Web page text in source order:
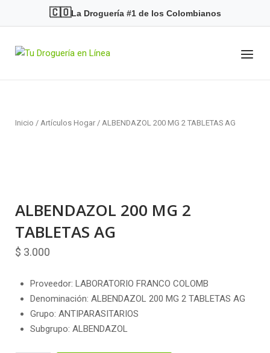
🇨🇴La Droguería #1 de los Colombianos
Home Menu
Inicio / Artículos Hogar / ALBENDAZOL 200 MG 2 TABLETAS AG
ALBENDAZOL 200 MG 2
TABLETAS AG
$ 3.000
Proveedor: LABORATORIO FRANCO COLOMB
Denominación: ALBENDAZOL 200 MG 2 TABLETAS AG
Grupo: ANTIPARASITARIOS
Subgrupo: ALBENDAZOL